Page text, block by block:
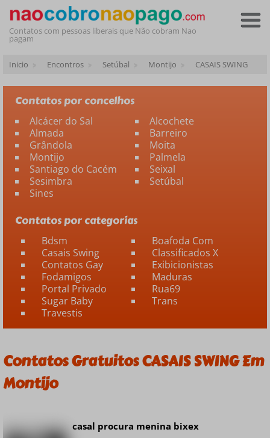
Contatos com pessoas liberais que Não cobram Nao
pagam
Inicio Encontros Setúbal Montijo CASAIS SWING
Contatos por concelhos
Alcácer do Sal
Alcochete
Almada
Barreiro
Grândola
Moita
Montijo
Palmela
Santiago do Cacém
Seixal
Sesimbra
Setúbal
Sines
Contatos por categorias
Bdsm
Boafoda Com
Casais Swing
Classificados X
Contatos Gay
Exibicionistas
Fodamigos
Maduras
Portal Privado
Rua69
Sugar Baby
Trans
Travestis
Contatos Gratuitos CASAIS SWING Em
Montijo
casal procura menina bixex